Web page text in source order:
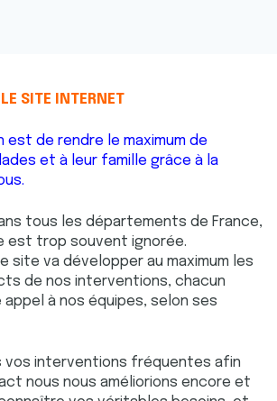
SITE INTERNET
est de rendre le maximum de
et à leur famille grâce à la
tous les départements de France,
est trop souvent ignorée.
site va développer au maximum les
de nos interventions, chacun
appel à nos équipes, selon ses
vos interventions fréquentes afin
nous nous améliorions encore et